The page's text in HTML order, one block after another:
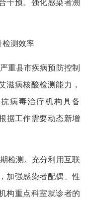
干预。强化感染者溯
检测效率
重县市疾病预防控制
滋病核酸检测能力，
病毒治疗机构具备
据工作需要动态新增
检测。充分利用互联
加强感染者配偶、性
构重点科室就诊者的